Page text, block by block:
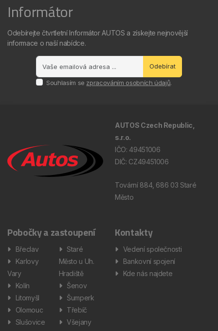
Informátor
Odebírejte čtvrtletní Informátor AUTOS a získejte nejnovější
informace o naší nabídce.
Odebírat
Souhlasím se zpracováním osobních údajů.
AUTOS Czech Republic,
s.r.o.
IČO: 49451006
DIČ: CZ49451006
Tovární 884, 686 03 Staré
Město
Pobočky a zastoupení
Břeclav
Karlovy
Vary
Kolín
Litomyšl
Olomouc
Slušovice
Staré
Město u Uh.
Hradiště
Šenov
Šumperk
Třebíč
Všejany
Kontakty
Vedení společnosti
Bankovní spojení
Kde nás najdete